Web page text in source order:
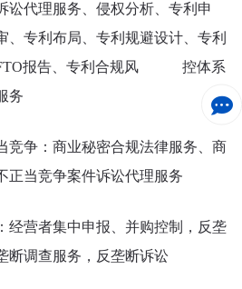
代理服务、侵权分析、专利申
、专利布局、专利规避设计、专利
FTO报告、专利合规风 控体系
务
争：商业秘密合规法律服务、商
正当竞争案件诉讼代理服务
营者集中申报、并购控制，反垄
断调查服务，反垄断诉讼